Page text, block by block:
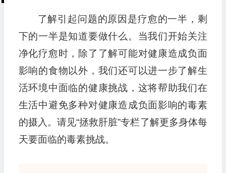
了解引起问题的原因是疗愈的一半，剩
下的一半是知道要做什么。当我们开始关注
净化疗愈时，除了了解可能对健康造成负面
影响的食物以外，我们还可以进一步了解生
活环境中面临的健康挑战，这将帮助我们在
生活中避免多种对健康造成负面影响的毒素
的摄入。请见“拯救肝脏”专栏了解更多身体每
天要面临的毒素挑战。